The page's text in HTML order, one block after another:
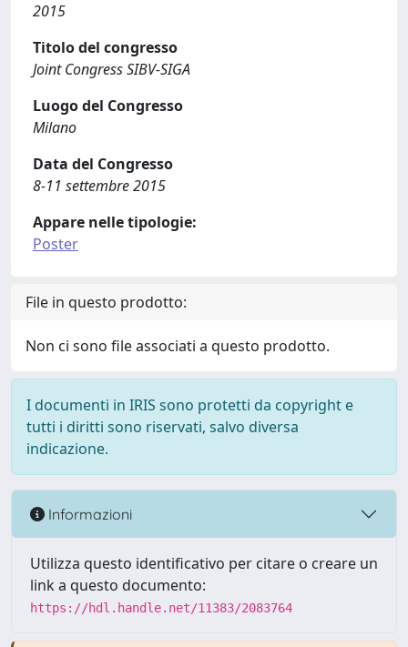
2015
Titolo del congresso
Joint Congress SIBV-SIGA
Luogo del Congresso
Milano
Data del Congresso
8-11 settembre 2015
Appare nelle tipologie:
Poster
File in questo prodotto:
Non ci sono file associati a questo prodotto.
I documenti in IRIS sono protetti da copyright e
tutti i diritti sono riservati, salvo diversa
indicazione.
Informazioni
Utilizza questo identificativo per citare o creare un
link a questo documento:
https://hdl.handle.net/11383/2083764